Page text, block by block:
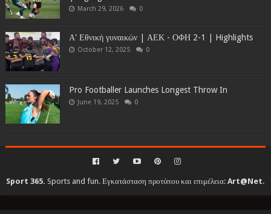
March 29, 2026 0
Α' Εθνική γυναικών | ΑΕΚ - ΟΦΗ 2-1 | Highlights
October 12, 2025 0
Pro Footballer Launches Longest Throw In
June 19, 2025 0
Sport 365. Sports and fun. Εγκατάσταση προτύπου και επιμέλεια:Art@Net.